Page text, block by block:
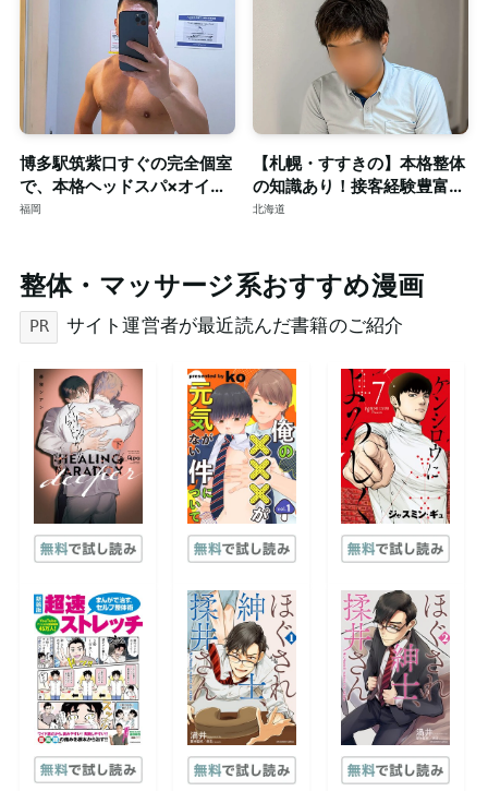
博多駅筑紫口すぐの完全個室
で、本格ヘッドスパ×オイル
マッサージ。ご予約はDMで
福岡
【札幌・すすきの】本格整体
の知識あり！接客経験豊富な
短髪筋トレ男子によるゲイマ
北海道
整体・マッサージ系おすすめ漫画
PR サイト運営者が最近読んだ書籍のご紹介